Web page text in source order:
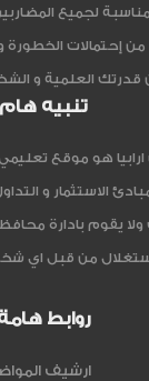
لجميع
من إحتمالات
قدرتك العلمية و
تنبيه هام
هو موقع
الاستثمار و
يقوم بادارة محافظ
من قبل اي
روابط
ارشيف